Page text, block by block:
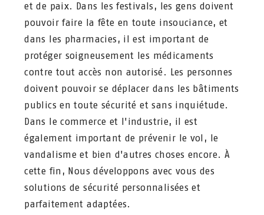
et de paix. Dans les festivals, les gens doivent
pouvoir faire la fête en toute insouciance, et
dans les pharmacies, il est important de
protéger soigneusement les médicaments
contre tout accès non autorisé. Les personnes
doivent pouvoir se déplacer dans les bâtiments
publics en toute sécurité et sans inquiétude.
Dans le commerce et l'industrie, il est
également important de prévenir le vol, le
vandalisme et bien d'autres choses encore. À
cette fin, Nous développons avec vous des
solutions de sécurité personnalisées et
parfaitement adaptées.